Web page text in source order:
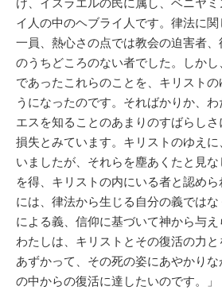
け、イスラエルの民に属し、ベニヤ
イ人の中のヘブライ人です。律法に
一員、熱心さの点では教会の迫害者
のうちどころのない者でした。しかし
であったこれらのことを、キリスト
うになったのです。そればかりか、
エスを知ることのあまりのすばらし
損失とみています。キリストのゆえ
いましたが、それらを塵あくたと見
を得、キリストの内にいる者と認め
には、律法から生じる自分の義では
による義、信仰に基づいて神から与え
わたしは、キリストとその復活の力
あずかって、その死の姿にあやかり
の中からの復活に達したいのです。」